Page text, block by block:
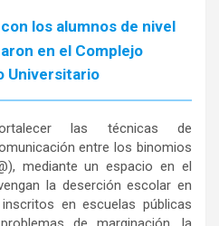
los alumnos de nivel
en el Complejo
Universitario
las técnicas de
entre los binomios
mediante un espacio en el
la deserción escolar en
en escuelas públicas